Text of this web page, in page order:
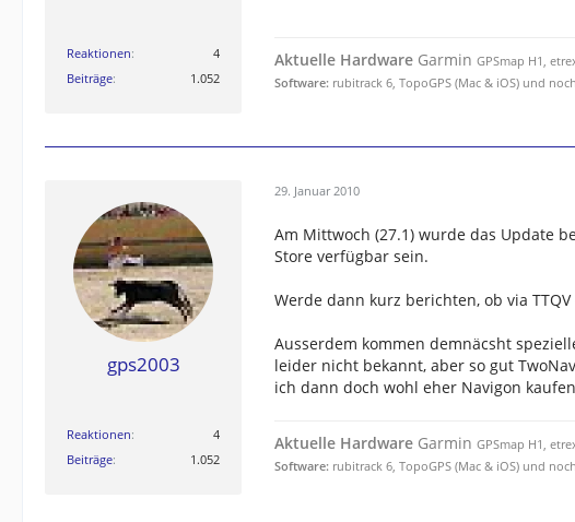
Reaktionen
4
Beiträge
1.052
Aktuelle Hardware Garmin GPSmap H1,
Software: rubitrack 6, TopoGPS (Mac & iOS) und
gps2003
Reaktionen
4
Beiträge
1.052
29. Januar 2010
Am Mittwoch (27.1) wurde das Update
Store verfügbar sein.
Werde dann kurz berichten, ob via
Ausserdem kommen demnäcsht
leider nicht bekannt, aber so gut
ich dann doch wohl eher Navigon
Aktuelle Hardware Garmin GPSmap H1,
Software: rubitrack 6, TopoGPS (Mac & iOS) und